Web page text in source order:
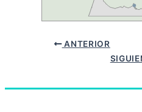
ANTERIOR